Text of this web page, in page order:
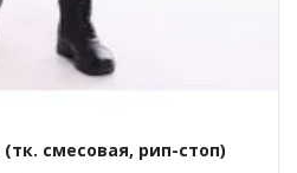
Брюки КМФ - тигр (тк. смесовая, рип-стоп)